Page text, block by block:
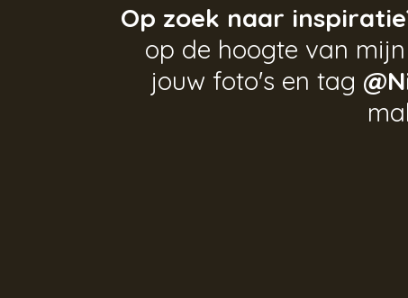
Op zoek naar
op de hoogte van
jouw foto's en tag